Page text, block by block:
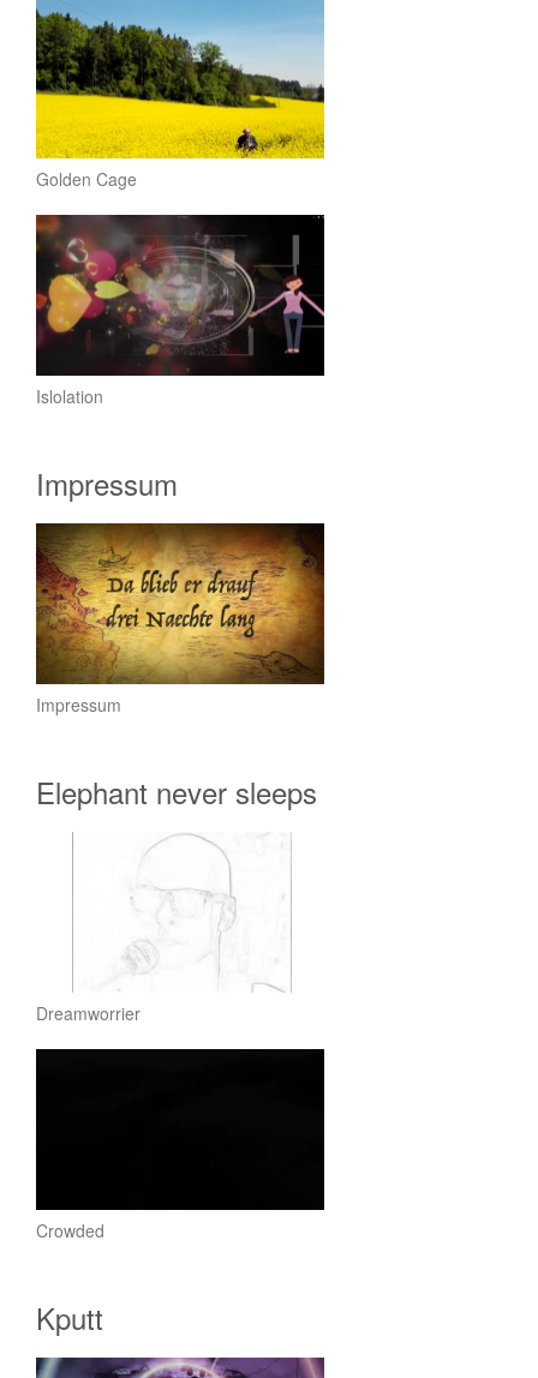
Golden Cage
Islolation
Impressum
Impressum
Elephant never sleeps
Dreamworrier
Crowded
Kputt